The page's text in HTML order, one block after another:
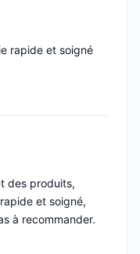
rapide et soigné
des produits,
et soigné,
à recommander.